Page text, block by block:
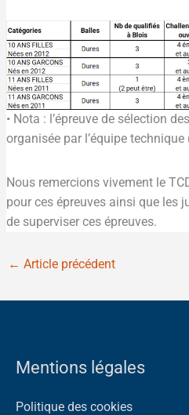
• Nota : l’épreuve de sélection
organisée par l’équipe technique
Nous remercions vivement le
pour ces épreuves ainsi que les
de superviser ces épreuves.
← Article précédent
Mentions légales
Politique des cookies